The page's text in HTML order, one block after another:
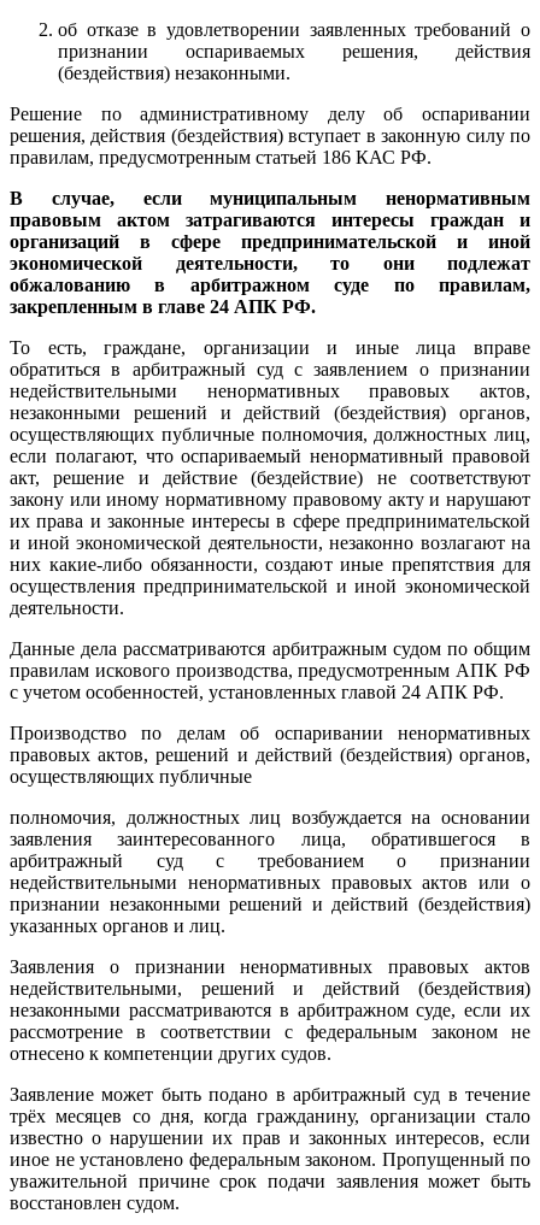
об отказе в удовлетворении заявленных требований о
признании оспариваемых решения, действия
(бездействия) незаконными.
Решение по административному делу об оспаривании
решения, действия (бездействия) вступает в законную силу по
правилам, предусмотренным статьей 186 КАС РФ.
В случае, если муниципальным ненормативным
правовым актом затрагиваются интересы граждан и
организаций в сфере предпринимательской и иной
экономической деятельности, то они подлежат
обжалованию в арбитражном суде по правилам,
закрепленным в главе 24 АПК РФ.
То есть, граждане, организации и иные лица вправе
обратиться в арбитражный суд с заявлением о признании
недействительными ненормативных правовых актов,
незаконными решений и действий (бездействия) органов,
осуществляющих публичные полномочия, должностных лиц,
если полагают, что оспариваемый ненормативный правовой
акт, решение и действие (бездействие) не соответствуют
закону или иному нормативному правовому акту и нарушают
их права и законные интересы в сфере предпринимательской
и иной экономической деятельности, незаконно возлагают на
них какие-либо обязанности, создают иные препятствия для
осуществления предпринимательской и иной экономической
деятельности.
Данные дела рассматриваются арбитражным судом по общим
правилам искового производства, предусмотренным АПК РФ
с учетом особенностей, установленных главой 24 АПК РФ.
Производство по делам об оспаривании ненормативных
правовых актов, решений и действий (бездействия) органов,
осуществляющих публичные
полномочия, должностных лиц возбуждается на основании
заявления заинтересованного лица, обратившегося в
арбитражный суд с требованием о признании
недействительными ненормативных правовых актов или о
признании незаконными решений и действий (бездействия)
указанных органов и лиц.
Заявления о признании ненормативных правовых актов
недействительными, решений и действий (бездействия)
незаконными рассматриваются в арбитражном суде, если их
рассмотрение в соответствии с федеральным законом не
отнесено к компетенции других судов.
Заявление может быть подано в арбитражный суд в течение
трёх месяцев со дня, когда гражданину, организации стало
известно о нарушении их прав и законных интересов, если
иное не установлено федеральным законом. Пропущенный по
уважительной причине срок подачи заявления может быть
восстановлен судом.